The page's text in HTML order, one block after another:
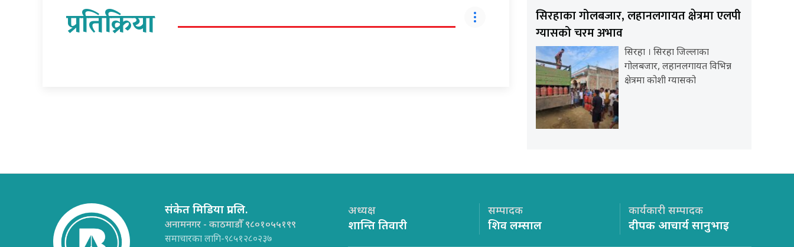
प्रतिक्रिया
सिरहाका गोलबजार, लहानलगायत क्षेत्रमा एलपी
ग्यासको चरम अभाव
सिरहा । सिरहा जिल्लाका
गोलबजार, लहानलगायत विभिन्न
क्षेत्रमा कोशी ग्यासको
संकेत मिडिया प्रा.लि.
अनामनगर - काठमाडौँ ९८०१०५५१९९
समाचारका लागि-९८५१२८०२३७
अध्यक्ष
शान्ति तिवारी
सम्पादक
शिव लम्साल
कार्यकारी सम्पादक
दीपक आचार्य सानुभाइ